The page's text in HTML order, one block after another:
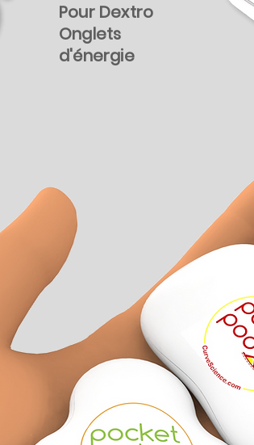
Pour Dextro
Onglets
d'énergie